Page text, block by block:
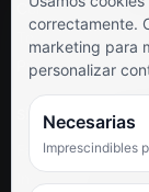
Contacto
Términos y
Preguntas
SÍGUENOS
Facebook
correctamente.
marketing para
personalizar
Necesarias
Imprescindibles